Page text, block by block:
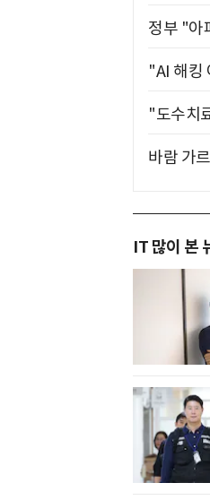
정부 "아
"AI 해킹
"도수치
바람 가
IT 많이 본